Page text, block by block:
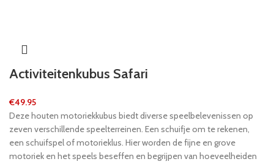
Activiteitenkubus Safari
€49.95
Deze houten motoriekkubus biedt diverse speelbelevenissen op
zeven verschillende speelterreinen. Een schuifje om te rekenen,
een schuifspel of motorieklus. Hier worden de fijne en grove
motoriek en het speels beseffen en begrijpen van hoeveelheiden